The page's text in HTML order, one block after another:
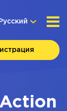
Русский